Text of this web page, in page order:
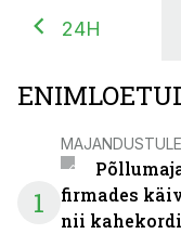
24H
1
firmades
nii